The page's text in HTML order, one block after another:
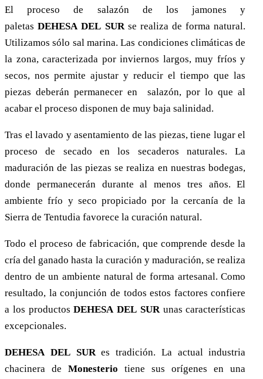
El proceso de salazón de los jamones y
paletasDEHESA DEL SUR se realiza de forma natural.
Utilizamos sólo sal marina. Las condiciones climáticas de
la zona, caracterizada por inviernos largos, muy fríos y
secos, nos permite ajustar y reducir el tiempo que las
piezas deberán permanecer en salazón, por lo que al
acabar el proceso disponen de muy baja salinidad.
Tras el lavado y asentamiento de las piezas, tiene lugar el
proceso de secado en los secaderos naturales. La
maduración de las piezas se realiza en nuestras bodegas,
donde permanecerán durante al menos tres años. El
ambiente frío y seco propiciado por la cercanía de la
Sierra de Tentudia favorece la curación natural.
Todo el proceso de fabricación, que comprende desde la
cría del ganado hasta la curación y maduración, se realiza
dentro de un ambiente natural de forma artesanal. Como
resultado, la conjunción de todos estos factores confiere
a los productosDEHESA DEL SUR unas características
excepcionales.
DEHESA DEL SURes tradición. La actual industria
chacinera deMonesterio tiene sus orígenes en una